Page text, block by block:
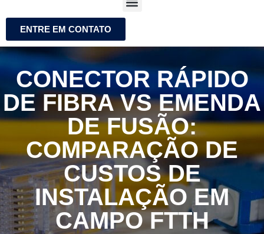
ENTRE EM CONTATO
CONECTOR RÁPIDO
DE FIBRA VS EMENDA
DE FUSÃO:
COMPARAÇÃO DE
CUSTOS DE
INSTALAÇÃO EM
CAMPO FTTH